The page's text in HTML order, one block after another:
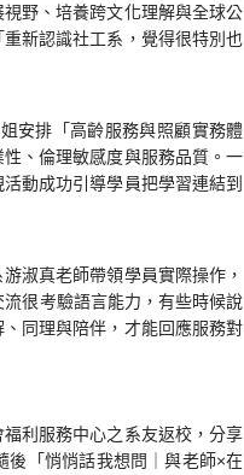
野、培養跨文化理解與全球公
新認識社工系，覺得很特別也
安排「高齡服務與照顧實務體
、倫理敏感度與服務品質。一
動成功引導學員把學習連結到
淑真老師帶領學員實際操作，
很考驗語言能力，有些時候說
同理與陪伴，才能回應服務對
利服務中心之系友返校，分享
後「悄悄話我想問｜與老師×在